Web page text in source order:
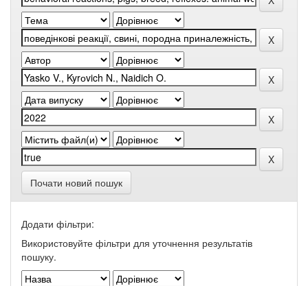
Почати новий пошук
Додати фільтри:
Використовуйте фільтри для уточнення результатів
пошуку.